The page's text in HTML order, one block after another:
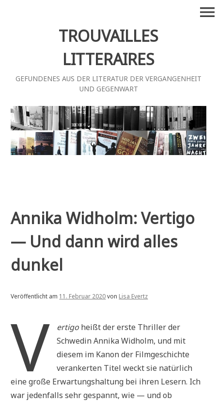
TROUVAILLES
LITTERAIRES
GEFUNDENES AUS DER LITERATUR DER VERGANGENHEIT
UND GEGENWART
menu
Annika Widholm: Vertigo
— Und dann wird alles
dunkel
Veröffentlicht am 11. Februar 2020von Lisa Evertz
V ertigoheißt der erste Thriller der
Schwedin Annika Widholm, und mit
diesem im Kanon der Filmgeschichte
verankerten Titel weckt sie natürlich
eine große Erwartungshaltung bei ihren Lesern. Ich
war jedenfalls sehr gespannt, wie — und ob